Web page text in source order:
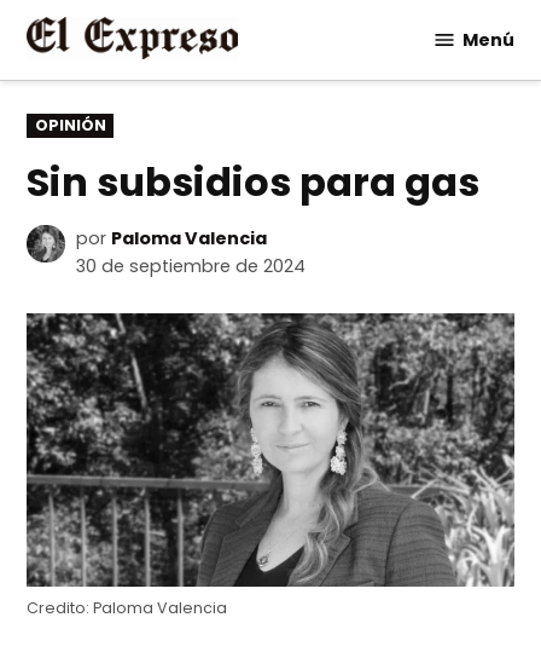
Saltar
contenido
Menú
PUBLICADO
EN
OPINIÓN
Sin subsidios para gas
por Paloma Valencia
30 de septiembre de 2024
Credito: Paloma Valencia